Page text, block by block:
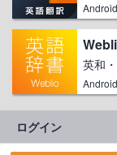
Android
英和
Android
ログイン